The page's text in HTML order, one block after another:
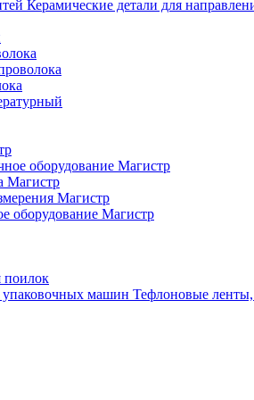
Керамические детали для
оборудование Магистр
Магистр
Магистр
оборудование Магистр
поилок
Тефлоновые